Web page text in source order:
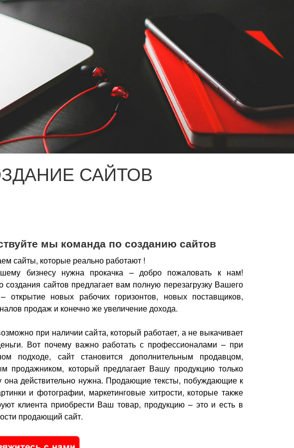
САЙТОВ
мы команда по созданию сайтов
сайты, которые реально работают !
бизнесу нужна прокачка – добро пожаловать к нам!
создания сайтов предлагает вам полную перезагрузку Вашего
открытие новых рабочих горизонтов, новых поставщиков,
продаж и конечно же увеличение дохода.
при наличии сайта, который работает, а не выкачивает
Вот почему важно работать с профессионалами – при
подходе, сайт становится дополнительным продавцом,
продажником, который предлагает Вашу продукцию только
она действительно нужна. Продающие тексты, побуждающие к
и фотографии, маркетинговые хитрости, которые также
клиента приобрести Ваш товар, продукцию – это и есть в
продающий сайт.